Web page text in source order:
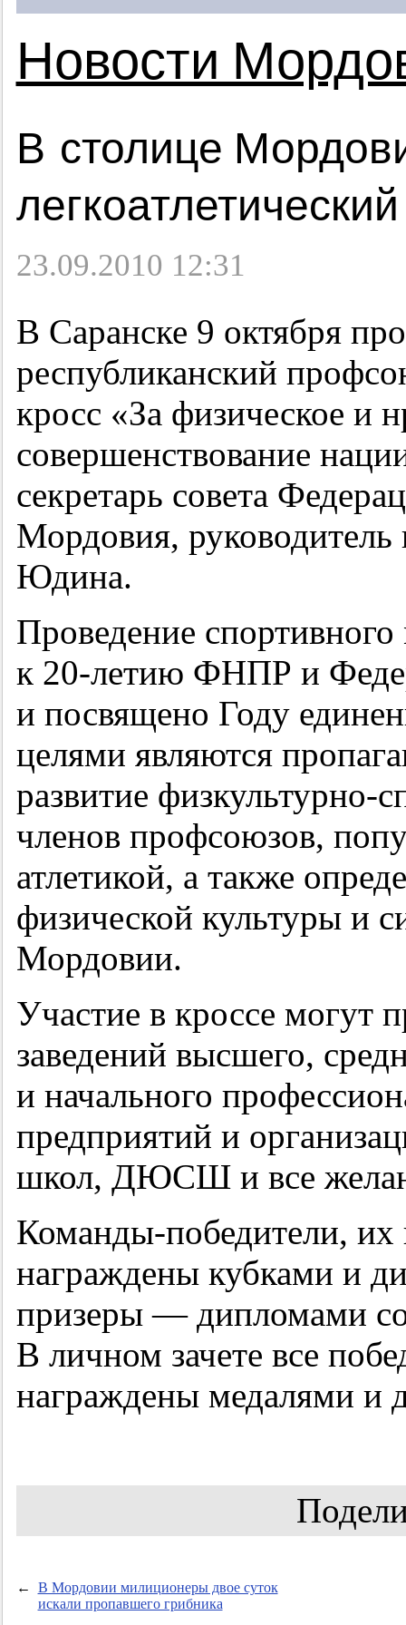
Новости
В столице
23.09.2010 12:31
В Саранске 9 октября
республиканский
кросс «За физическое и
совершенствование
секретарь совета
Мордовия,
Юдина.
Проведение
к 20-летию ФНПР и
и посвящено Году
целями являются
развитие физкультурно-
членов профсоюзов,
атлетикой, а также
физической культуры и
Мордовии.
Участие в кроссе могут
заведений высшего,
и начального
предприятий и
школ, ДЮСШ и все
Команды-победители, их
награждены кубками и
призеры — дипломами
В личном зачете все
награждены медалями и
←
В Мордовии милиционеры двое суток
искали пропавшего грибника